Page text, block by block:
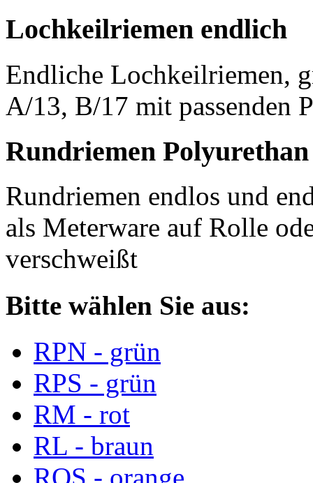
Lochkeilriemen endlich
Endliche Lochkeilriemen,
A/13, B/17 mit passenden
Rundriemen Polyurethan
Rundriemen endlos und
als Meterware auf Rolle
verschweißt
Bitte wählen Sie aus:
RPN - grün
RPS - grün
RM - rot
RL - braun